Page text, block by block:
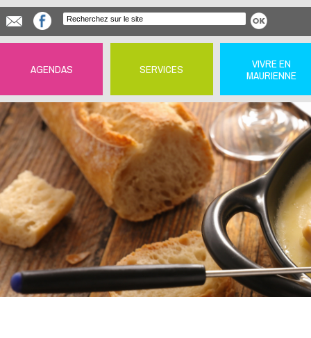
AGENDAS SERVICES
VIVRE EN
MAURIENNE